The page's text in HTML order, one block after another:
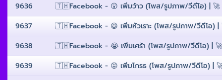
9636
🇹🇭Facebook - 😮 เพิ่มว้าว (โพส/รูปภาพ/วีดีโอ) | 🚀
9637
🇹🇭Facebook - 😆 เพิ่มหัวเราะ (โพส/รูปภาพ/วีดีโอ) |
9638
🇹🇭Facebook - 😭 เพิ่มเศร้า (โพส/รูปภาพ/วีดีโอ) |
9639
🇹🇭Facebook - 😡 เพิ่มโกรธ (โพส/รูปภาพ/วีดีโอ) |